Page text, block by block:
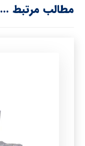
مطالب مرتبط ...